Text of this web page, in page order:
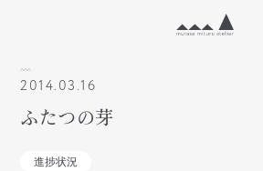
2014.03.16
ふたつの芽
進捗状況